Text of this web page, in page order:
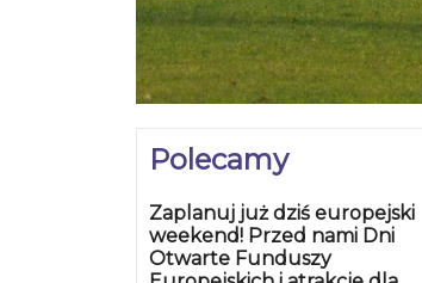
Polecamy
Zaplanuj już dziś europejski
weekend! Przed nami Dni
Otwarte Funduszy